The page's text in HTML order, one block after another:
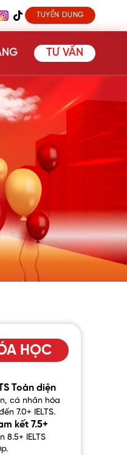
TUYỂN DỤNG
TƯ VẤN
HỌC
Toàn diện
cá nhân hóa
7.0+ IELTS.
kết 7.5+
8.5+ IELTS